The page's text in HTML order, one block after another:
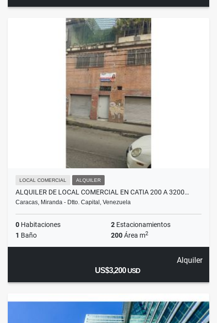
LOCAL COMERCIAL ALQUILER
ALQUILER DE LOCAL COMERCIAL EN CATIA 200 A 3200…
Caracas, Miranda - Dtto. Capital, Venezuela
0 Habitaciones 2 Estacionamientos
1 Baño 200Área m2
Alquiler
US$3,200USD